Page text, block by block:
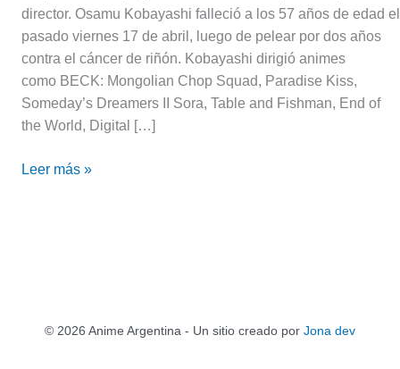
director. Osamu Kobayashi falleció a los 57 años de edad el
pasado viernes 17 de abril, luego de pelear por dos años
contra el cáncer de riñón. Kobayashi dirigió animes
como BECK: Mongolian Chop Squad, Paradise Kiss,
Someday’s Dreamers II Sora, Table and Fishman, End of
the World, Digital […]
Leer más »
© 2026 Anime Argentina - Un sitio creado por Jona dev